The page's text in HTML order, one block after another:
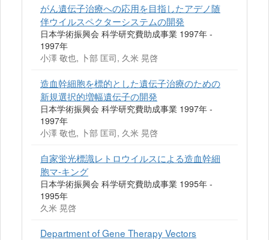
がん遺伝子治療への応用を目指したアデノ随
伴ウイルスペクターシステムの開発
日本学術振興会 科学研究費助成事業 1997年 -
1997年
小澤 敬也, 卜部 匡司, 久米 晃啓
造血幹細胞を標的とした遺伝子治療のための
新規選択的増幅遺伝子の開発
日本学術振興会 科学研究費助成事業 1997年 -
1997年
小澤 敬也, 卜部 匡司, 久米 晃啓
自家蛍光標識レトロウイルスによる造血幹細
胞マ-キング
日本学術振興会 科学研究費助成事業 1995年 -
1995年
久米 晃啓
Department of Gene Therapy Vectors